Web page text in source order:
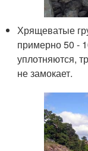
Хрящеватые
примерно 50 -
уплотняются,
не замокает.